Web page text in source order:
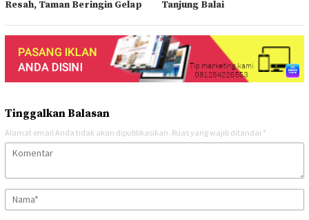
Resah, Taman Beringin Gelap
Tanjung Balai
Tinggalkan Balasan
Alamat email Anda tidak akan dipublikasikan. Ruas yang wajib ditandai *